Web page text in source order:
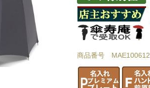
商品番号 MAE100612